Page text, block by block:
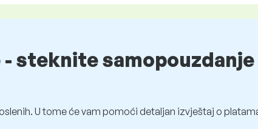
- steknite
U tome će vam pomoći detaljan izvještaj o